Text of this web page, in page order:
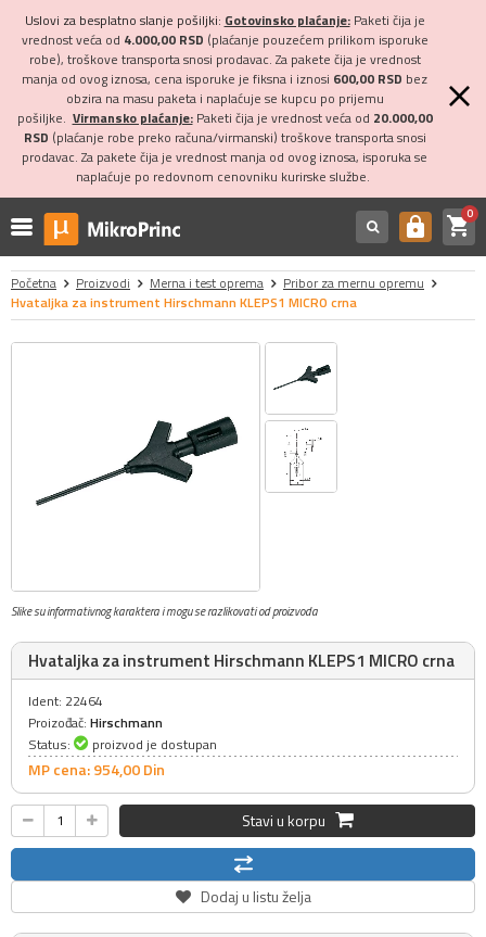
Uslovi za besplatno slanje pošiljki: Gotovinsko plaćanje:Paketi čija je
vrednost veća od 4.000,00 RSD (plaćanje pouzećem prilikom isporuke
robe), troškove transporta snosi prodavac. Za pakete čija je vrednost
manja od ovog iznosa, cena isporuke je fiksna i iznosi 600,00 RSD bez
obzira na masu paketa i naplaćuje se kupcu po prijemu
pošiljke. Virmansko plaćanje:Paketi čija je vrednost veća od 20.000,00
RSD (plaćanje robe preko računa/virmanski) troškove transporta snosi
prodavac. Za pakete čija je vrednost manja od ovog iznosa, isporuka se
naplaćuje po redovnom cenovniku kurirske službe.
https shopping_cart0
Početna Proizvodi Merna i test oprema
Pribor za mernu opremu
Hvataljka za instrument Hirschmann KLEPS1 MICRO crna
Slike su informativnog karaktera i mogu se razlikovati od proizvoda
Hvataljka za instrument Hirschmann KLEPS1 MICRO crna
Ident: 22464
Proizođač: Hirschmann
Status:
proizvod je dostupan
MP cena: 954,00Din
Stavi u korpu
Dodaj u listu želja